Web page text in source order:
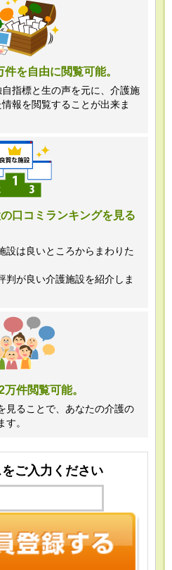
はご利用状況の統計
等を用いております
情報の取得、利用は
ーズネクスト個人情
望
19時 土日祝日除
お断りいたします）
を自由に閲覧可能。
指標と生の声を元に、介護施
報を閲覧することが出来ま
口コミランキングを見る
設は良いところからまわりた
判が良い介護施設を紹介しま
件閲覧可能。
見ることで、あなたの介護の
。
ご入力ください